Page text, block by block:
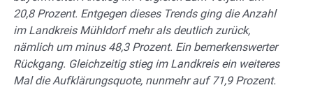
20,8 Prozent. Entgegen dieses Trends ging die Anzahl
im Landkreis Mühldorf mehr als deutlich zurück,
nämlich um minus 48,3 Prozent. Ein bemerkenswerter
Rückgang. Gleichzeitig stieg im Landkreis ein weiteres
Mal die Aufklärungsquote, nunmehr auf 71,9 Prozent.